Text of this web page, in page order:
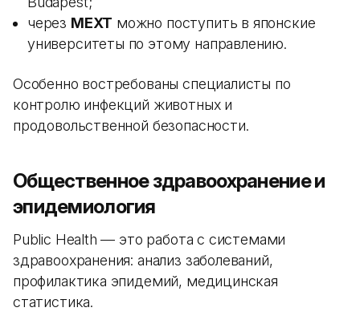
через MEXT можно поступить в японские
университеты по этому направлению.
Особенно востребованы специалисты по
контролю инфекций животных и
продовольственной безопасности.
Общественное здравоохранение и
эпидемиология
Public Health — это работа с системами
здравоохранения: анализ заболеваний,
профилактика эпидемий, медицинская
статистика.